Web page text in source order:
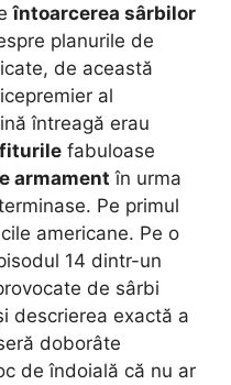
întoarcerea sârbilor
planurile de
de această
al
întreagă erau
fabuloase
armament în urma
Pe primul
americane. Pe o
14 dintr-un
de sârbi
descrierea exactă a
doborâte
de îndoială că nu ar